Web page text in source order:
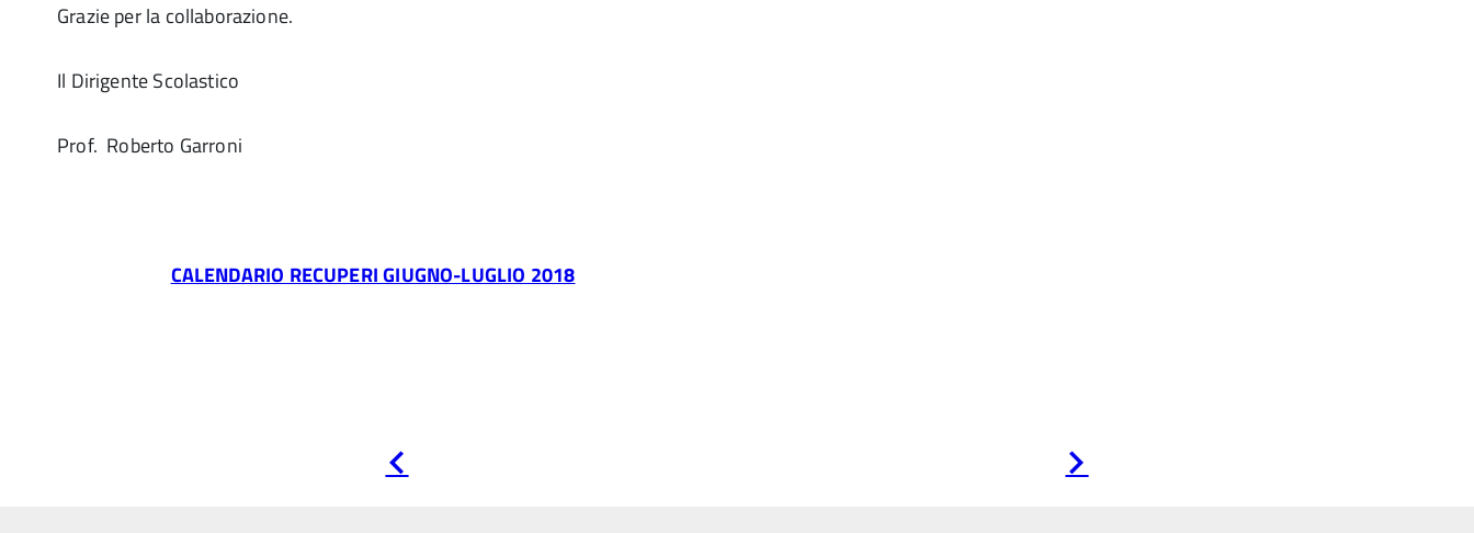
Grazie per la collaborazione.
Il Dirigente Scolastico
Prof. Roberto Garroni
CALENDARIO RECUPERI GIUGNO-LUGLIO 2018
precedente successiva